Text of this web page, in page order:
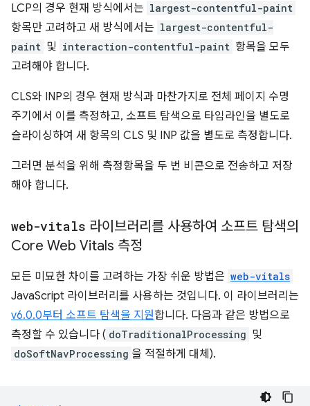
LCP의 경우 현재 방식에서는 largest-contentful-paint
항목만 고려하고 새 방식에서는 largest-contentful-
paint 및 interaction-contentful-paint 항목을 모두
고려해야 합니다.
CLS와 INP의 경우 현재 방식과 마찬가지로 전체 페이지 수명
주기에서 이를 측정하고, 소프트 탐색으로 타임라인을 별도로
슬라이싱하여 새 항목의 CLS 및 INP 값을 별도로 측정합니다.
그러면 분석을 위해 측정항목을 두 번 비콘으로 전송하고 저장
해야 합니다.
web-vitals 라이브러리를 사용하여 소프트 탐색의
Core Web Vitals 측정
모든 미묘한 차이를 고려하는 가장 쉬운 방법은 web-vitals
JavaScript 라이브러리를 사용하는 것입니다. 이 라이브러리는
v6.0.0부터 소프트 탐색을 지원합니다. 다음과 같은 방법으로
측정할 수 있습니다 ( doTraditionalProcessing 및
doSoftNavProcessing 을 적절하게 대체).